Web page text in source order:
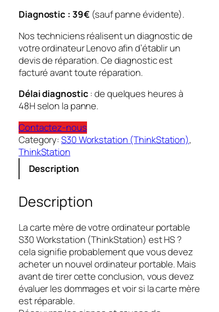
Diagnostic : 39€ (sauf panne évidente).
Nos techniciens réalisent un diagnostic de
votre ordinateur Lenovo afin d’établir un
devis de réparation. Ce diagnostic est
facturé avant toute réparation.
Délai diagnostic : de quelques heures à
48H selon la panne.
Contactez-nous
Category:S30 Workstation (ThinkStation)
ThinkStation
Description
Description
La carte mère de votre ordinateur portable
S30 Workstation (ThinkStation) est HS ?
cela signifie probablement que vous devez
acheter un nouvel ordinateur portable. Mais
avant de tirer cette conclusion, vous devez
évaluer les dommages et voir si la carte mère
est réparable.